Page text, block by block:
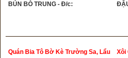
BÚN BÒ TRUNG - Đ/c:
Quán Bia Tô Bờ Kè Trường Sa, Lẩu
Xôi